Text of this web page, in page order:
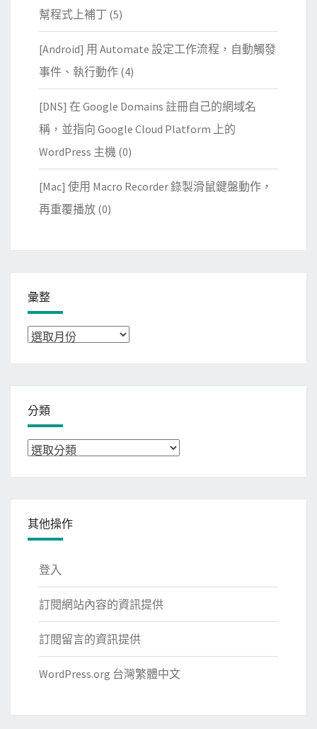
幫程式上補丁 (5)
[Android] 用 Automate 設定工作流程，自動觸發
事件、執行動作 (4)
[DNS] 在 Google Domains 註冊自己的網域名
稱，並指向 Google Cloud Platform 上的
WordPress 主機 (0)
[Mac] 使用 Macro Recorder 錄製滑鼠鍵盤動作，
再重覆播放 (0)
彙整
彙
分類
分
其他操作
登入
訂閱網站內容的資訊提供
訂閱留言的資訊提供
WordPress.org 台灣繁體中文